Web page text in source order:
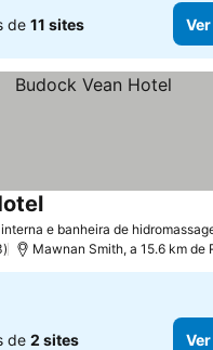
de 11 sites
e banheira de
Mawnan Smith, a 15.6 km de
de 2 sites